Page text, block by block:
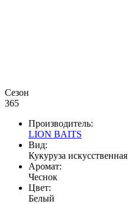
Сезон
365
Производитель:
LION BAITS
Вид:
Кукуруза искусственная
Аромат:
Чеснок
Цвет:
Белый